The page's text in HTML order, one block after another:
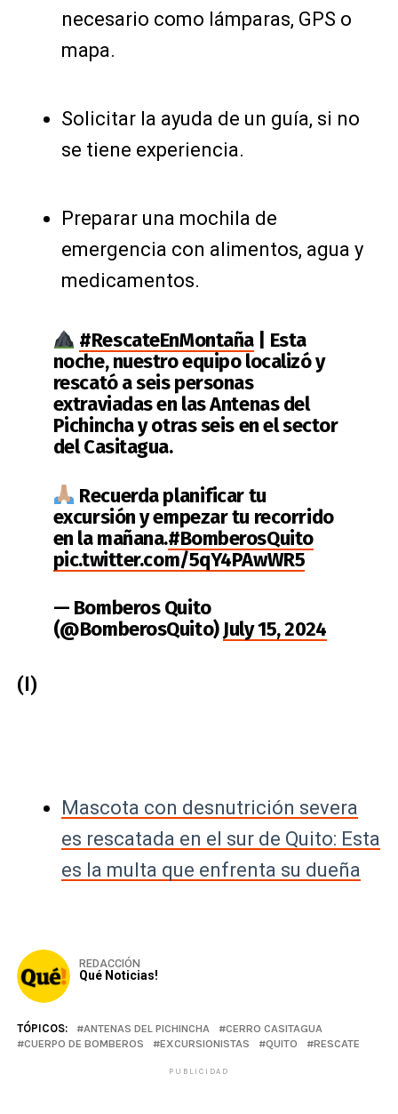
necesario como lámparas, GPS o
mapa.
Solicitar la ayuda de un guía, si no
se tiene experiencia.
Preparar una mochila de
emergencia con alimentos, agua y
medicamentos.
#RescateEnMontaña| Esta
noche, nuestro equipo localizó y
rescató a seis personas
extraviadas en las Antenas del
Pichincha y otras seis en el sector
del Casitagua.
Recuerda planificar tu
excursión y empezar tu recorrido
en la mañana.#BomberosQuito
pic.twitter.com/5qY4PAwWR5
— Bomberos Quito
(@BomberosQuito)July 15, 2024
(I)
Mascota con desnutrición severa
es rescatada en el sur de Quito: Esta
es la multa que enfrenta su dueña
REDACCIÓN
Qué Noticias!
TÓPICOS: ANTENAS DEL PICHINCHA
CERRO CASITAGUA
CUERPO DE BOMBEROS
EXCURSIONISTAS QUITO RESCATE
PUBLICIDAD